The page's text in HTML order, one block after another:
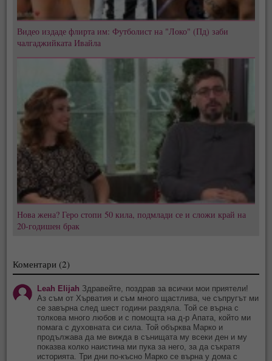
Видео издаде флирта им: Футболист на "Локо" (Пд) заби
чалгаджийката Ивайла
Нова жена? Геро стопи 50 кила, подмлади се и сложи край на
20-годишен брак
Коментари (2)
Leah Elijah Здравейте, поздрав за всички мои приятели!
Аз съм от Хърватия и съм много щастлива, че съпругът ми
се завърна след шест години раздяла. Той се върна с
толкова много любов и с помощта на д-р Апата, който ми
помага с духовната си сила. Той обърква Марко и
продължава да ме вижда в сънищата му всеки ден и му
показва колко наистина ми пука за него, за да съкратя
историята. Три дни по-късно Марко се върна у дома с